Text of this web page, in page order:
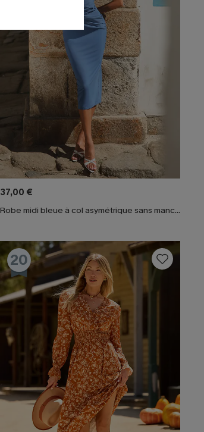
37,00 €
Robe midi bleue à col asymétrique sans manches
20